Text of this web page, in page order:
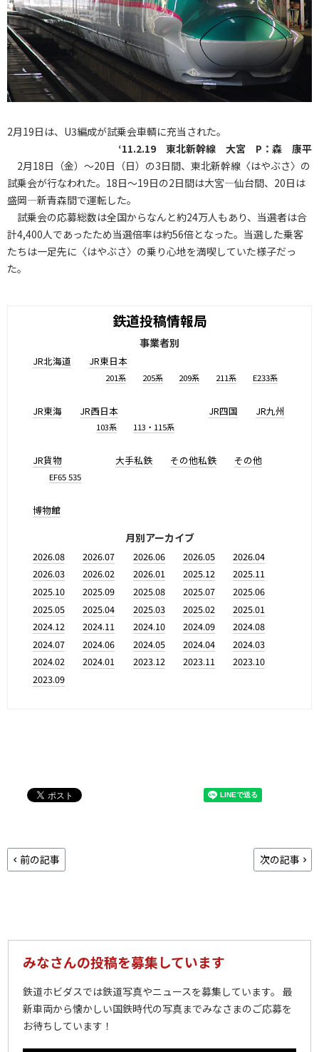
2月19日は、U3編成が試乗会車輌に充当された。
‘11.2.19 東北新幹線 大宮 P：森 康平
2月18日（金）～20日（日）の3日間、東北新幹線〈はやぶさ〉の
試乗会が行なわれた。18日～19日の2日間は大宮―仙台間、20日は
盛岡―新青森間で運転した。
試乗会の応募総数は全国からなんと約24万人もあり、当選者は合
計4,400人であったため当選倍率は約56倍となった。当選した乗客
たちは一足先に〈はやぶさ〉の乗り心地を満喫していた様子だっ
た。
鉄道投稿情報局
事業者別
JR北海道 JR東日本
201系 205系 209系 211系 E233系
JR東海 JR西日本
103系 113・115系
JR四国 JR九州
JR貨物
EF65 535
大手私鉄 その他私鉄 その他
博物館
月別アーカイブ
2026.08 2026.07 2026.06 2026.05
2026.04
2026.03
2026.02 2026.01 2025.12
2025.11
2025.10
2025.09 2025.08 2025.07
2025.06
2025.05
2025.04 2025.03 2025.02
2025.01
2024.12
2024.11 2024.10 2024.09
2024.08
2024.07
2024.06 2024.05 2024.04
2024.03
2024.02
2024.01 2023.12 2023.11
2023.10
2023.09
前の記事 次の記事
みなさんの投稿を募集しています
鉄道ホビダスでは鉄道写真やニュースを募集しています。 最
新車両から懐かしい国鉄時代の写真までみなさまのご応募を
お待ちしています！